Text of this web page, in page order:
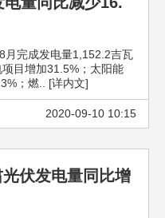
月完成发电量1,152.2吉瓦
目增加31.5%；太阳能
；燃.. [详内文]
2020-09-10 10:15
伏发电量同比增